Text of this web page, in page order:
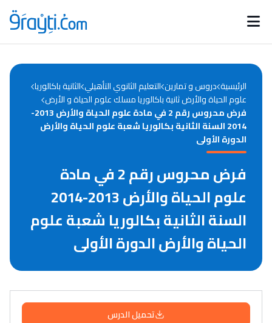
Catégories
d'actualités
Annonces bourses
الرئيسية دروس و تمارين التعليم الثانوي التأهيلي الثانية باكالوريا
علوم الحياة والأرض ثانية باكالوريا مسلك علوم الحياة و الأرض
فرض محروس رقم 2 في مادة علوم الحياة والأرض 2013-
2014 السنة الثانية بكالوريا شعبة علوم الحياة والأرض
الدورة الأولى
فرض محروس رقم 2 في مادة
علوم الحياة والأرض 2013-2014
السنة الثانية بكالوريا شعبة علوم
الحياة والأرض الدورة الأولى
تحميل الدرس